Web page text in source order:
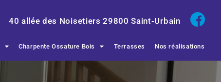
40 allée des Noisetiers 29800 Saint-Urbain
Charpente Ossature Bois Terrasses Nos réalisations